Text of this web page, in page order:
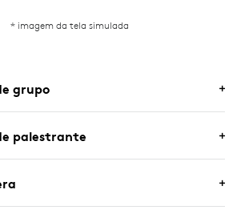
* imagem da tela simulada
grupo
palestrante